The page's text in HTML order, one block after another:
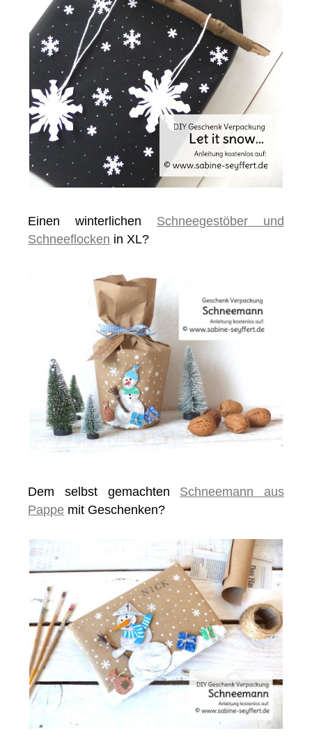
Einen winterlichen Schneegestöber und
Schneeflocken in XL?
Dem selbst gemachten Schneemann aus
Pappe mit Geschenken?